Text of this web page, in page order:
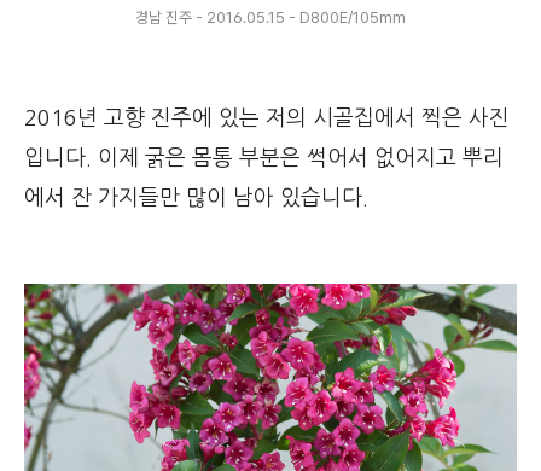
경남 진주 - 2016.05.15 - D800E/105mm
2016년 고향 진주에 있는 저의 시골집에서 찍은 사진
입니다. 이제 굵은 몸통 부분은 썩어서 없어지고 뿌리
에서 잔 가지들만 많이 남아 있습니다.